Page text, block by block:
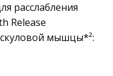
расслабления
Release
мышцы*²: